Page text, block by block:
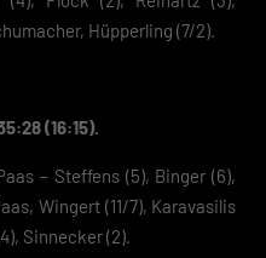
Hüpperling (7/2).
(16:15).
– Steffens (5), Binger (6),
Wingert (11/7), Karavasilis
Sinnecker (2).